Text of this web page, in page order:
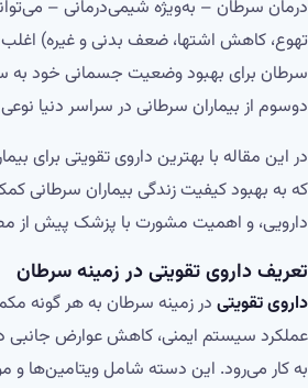
درمان سرطان – به‌ویژه شیمی‌درمانی –
تهوع، کاهش اشتها، ضعف بدنی و غیره)
سرطان برای بهبود وضعیت جسمانی خود به
دوسوم از بیماران سرطانی در سراسر دنیا
در این مقاله با بهترین داروی تقویتی برای
که به بهبود کیفیت زندگی بیماران سرطانی
دارویی، و اهمیت مشورت با پزشک پیش از
تعریف داروی تقویتی در زمینه سرطان
داروی تقویتی در زمینه سرطان به هر گونه
عملکرد سیستم ایمنی، کاهش عوارض جانبی
به کار می‌رود. این دسته شامل ویتامین‌ها و